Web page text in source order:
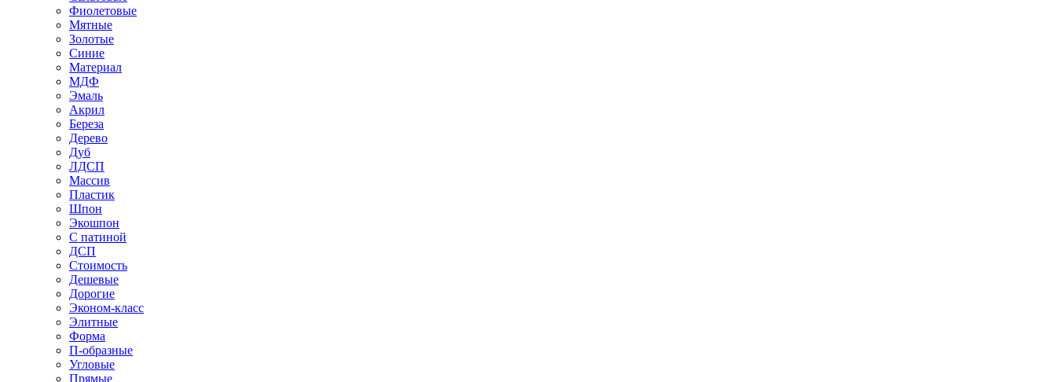
Фиолетовые
Мятные
Золотые
Синие
Материал
МДФ
Эмаль
Акрил
Береза
Дерево
Дуб
ЛДСП
Массив
Пластик
Шпон
Экошпон
С патиной
ДСП
Стоимость
Дешевые
Дорогие
Эконом-класс
Элитные
Форма
П-образные
Угловые
Прямые